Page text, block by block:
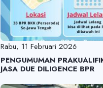
Rabu, 11 Februari 2026
PENGUMUMAN
JASA DUE DILIGENCE BPR